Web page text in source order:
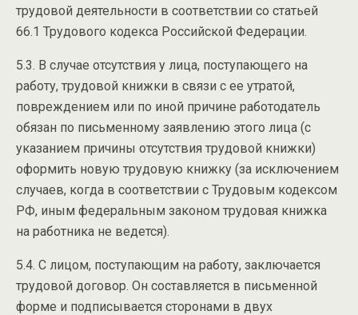
трудовой деятельности в соответствии со статьей
66.1 Трудового кодекса Российской Федерации.
5.3. В случае отсутствия у лица, поступающего на
работу, трудовой книжки в связи с ее утратой,
повреждением или по иной причине работодатель
обязан по письменному заявлению этого лица (с
указанием причины отсутствия трудовой книжки)
оформить новую трудовую книжку (за исключением
случаев, когда в соответствии с Трудовым кодексом
РФ, иным федеральным законом трудовая книжка
на работника не ведется).
5.4. С лицом, поступающим на работу, заключается
трудовой договор. Он составляется в письменной
форме и подписывается сторонами в двух